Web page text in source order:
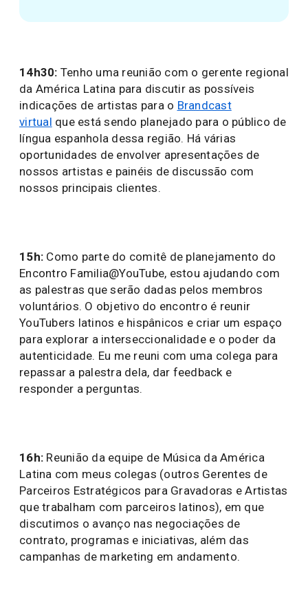
14h30: Tenho uma reunião com o gerente regional
da América Latina para discutir as possíveis
indicações de artistas para o Brandcast
virtual que está sendo planejado para o público de
língua espanhola dessa região. Há várias
oportunidades de envolver apresentações de
nossos artistas e painéis de discussão com
nossos principais clientes.
15h: Como parte do comitê de planejamento do
Encontro Familia@YouTube, estou ajudando com
as palestras que serão dadas pelos membros
voluntários. O objetivo do encontro é reunir
YouTubers latinos e hispânicos e criar um espaço
para explorar a interseccionalidade e o poder da
autenticidade. Eu me reuni com uma colega para
repassar a palestra dela, dar feedback e
responder a perguntas.
16h: Reunião da equipe de Música da América
Latina com meus colegas (outros Gerentes de
Parceiros Estratégicos para Gravadoras e Artistas
que trabalham com parceiros latinos), em que
discutimos o avanço nas negociações de
contrato, programas e iniciativas, além das
campanhas de marketing em andamento.